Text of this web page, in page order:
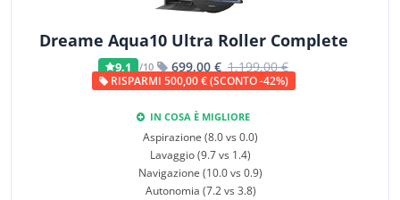
Dreame Aqua10 Ultra Roller Complete
9,1 /10 699,00 € 1.199,00 €
RISPARMI 500,00 € (SCONTO -42%)
IN COSA È MIGLIORE
Aspirazione (8.0 vs 0.0)
Lavaggio (9.7 vs 1.4)
Navigazione (10.0 vs 0.9)
Autonomia (7.2 vs 3.8)